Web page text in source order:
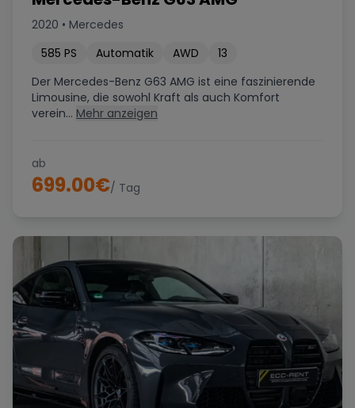
2020 • Mercedes
585 PS Automatik AWD
13
Der Mercedes-Benz G63 AMG ist eine faszinierende
Limousine, die sowohl Kraft als auch Komfort
verein... Mehr anzeigen
ab
699.00€/ Tag